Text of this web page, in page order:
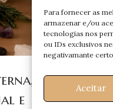
Para fornecer as
armazenar e/ou
tecnologias nos
ou IDs exclusivos
negativamante
Aceitar
e